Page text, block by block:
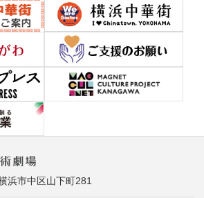
浜市中区山下町281